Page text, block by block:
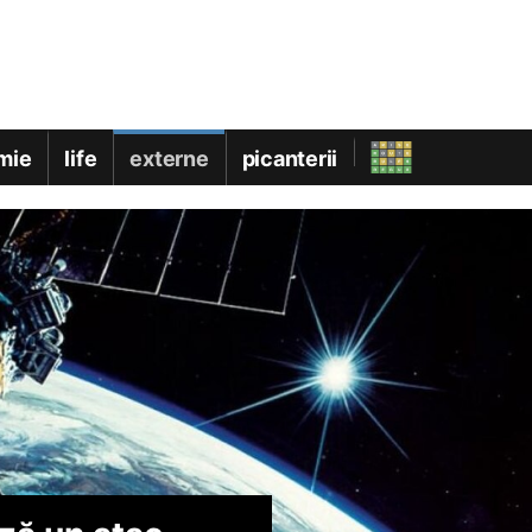
life externe picanterii